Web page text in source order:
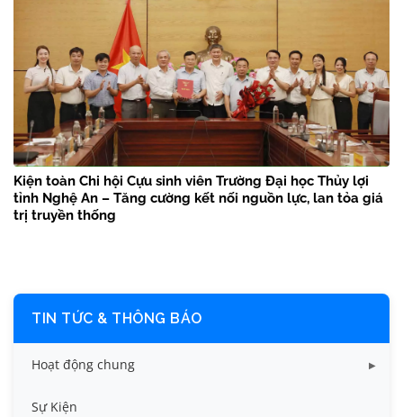
Kiện toàn Chi hội Cựu sinh viên Trường Đại học Thủy lợi
tỉnh Nghệ An – Tăng cường kết nối nguồn lực, lan tỏa giá
trị truyền thống
TIN TỨC & THÔNG BÁO
Hoạt động chung
Tin công tác sinh viên
Sự Kiện